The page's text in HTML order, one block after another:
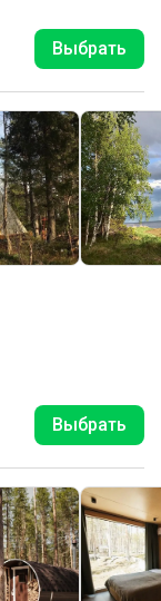
Выбрать
Выбрать